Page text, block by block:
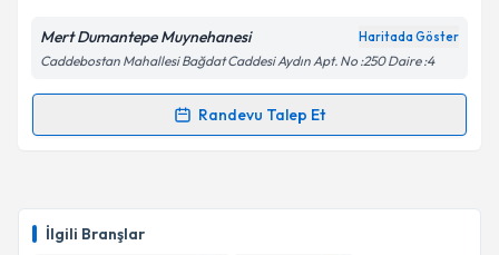
İlgili Branşlar
Kişisel verilerimin işlenmesine ilişkinAydınlatma
Mert Dumantepe Muynehanesi Haritada Göster
Caddebostan Mahallesi Bağdat Caddesi Aydın Apt. No :250 Daire :4
Randevu Talep Et
Randevu Takvimi Talebi
için bir takvim hazırlandığında e-posta ile